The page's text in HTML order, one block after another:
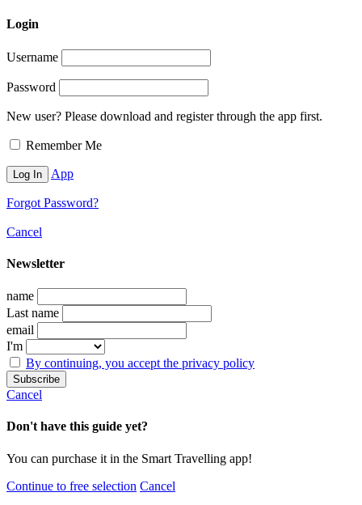
Login
Username
Password
New user? Please download and register through the app first.
Remember Me
App
Forgot Password?
Cancel
Newsletter
name
Last name
email
I'm
By continuing, you accept the privacy policy
Cancel
Don't have this guide yet?
You can purchase it in the Smart Travelling app!
Continue to free selection Cancel